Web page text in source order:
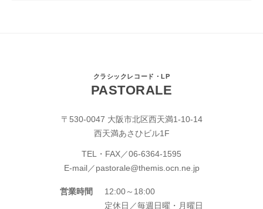
クラシックレコード・LP
PASTORALE
〒530-0047 大阪市北区西天満1-10-14
西天満あさひビル1F
TEL・FAX／06-6364-1595
E-mail／ pastorale@themis.ocn.ne.jp
営業時間
12:00～18:00
定休日／毎週日曜・月曜日